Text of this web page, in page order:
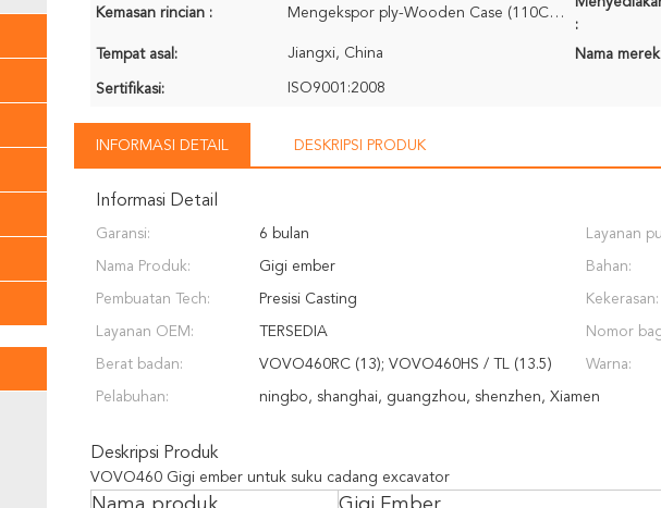
Kemasan rincian : Mengekspor ply-Wooden Case (110CM * 75CM * 71CM); Dikemas untuk referensi Anda
:
Tempat asal:
Jiangxi, China Nama
Sertifikasi: ISO9001:2008
INFORMASI DETAIL DESKRIPSI PRODUK
Informasi Detail
Garansi: 6 bulan Layanan
yang
Nama Produk: Gigi ember Bahan:
Pembuatan Tech: Presisi Casting Kekerasan:
Layanan OEM: TERSEDIA Nomor
Berat badan: VOVO460RC (13); VOVO460HS / TL (13.5) Warna:
Pelabuhan: ningbo, shanghai, guangzhou, shenzhen, Xiamen
Deskripsi Produk
VOVO460 Gigi ember untuk suku cadang excavator